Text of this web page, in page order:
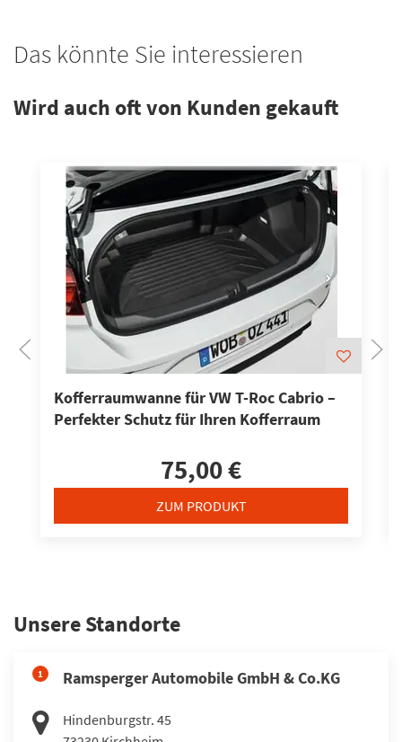
Das könnte Sie interessieren
Wird auch oft von Kunden gekauft
Kofferraumwanne für VW T-Roc Cabrio –
Perfekter Schutz für Ihren Kofferraum
75,00 €
ZUM PRODUKT
Unsere Standorte
1 Ramsperger Automobile GmbH & Co.KG
Hindenburgstr. 45